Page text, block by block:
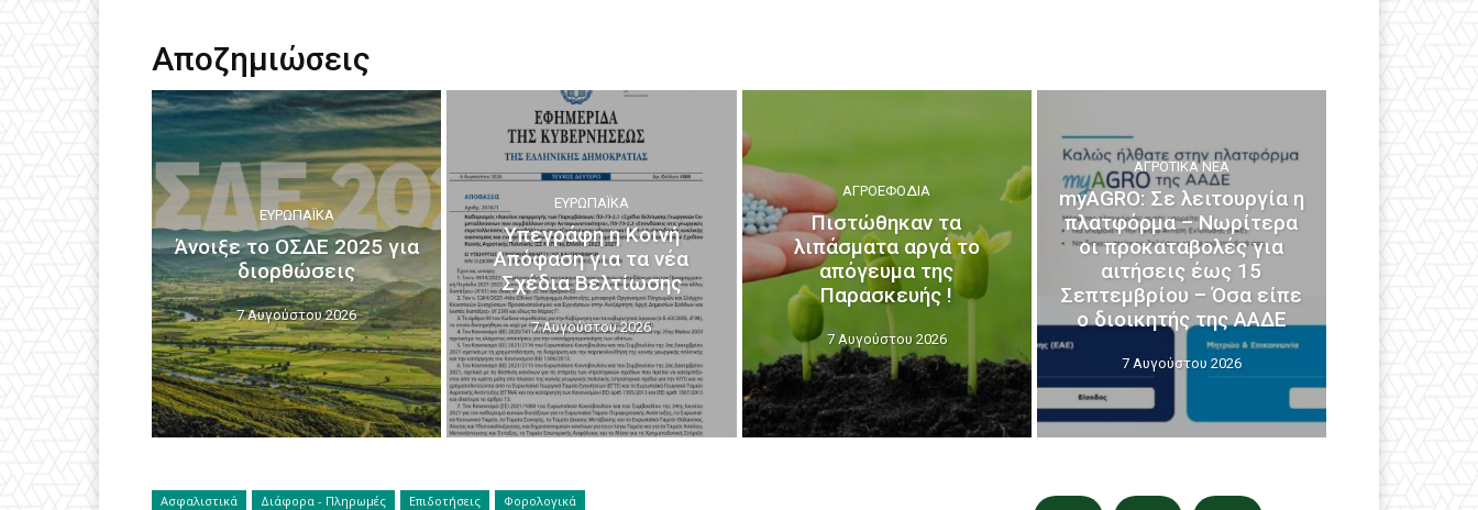
Αποζημιώσεις
ΕΥΡΩΠΑΪΚΆ
Άνοιξε το ΟΣΔΕ 2025 για
διορθώσεις
7 Αυγούστου 2026
ΕΥΡΩΠΑΪΚΆ
Υπεγράφη η Κοινή
Απόφαση για τα νέα
Σχέδια Βελτίωσης
7 Αυγούστου 2026
ΑΓΡΟΕΦΌΔΙΑ
Πιστώθηκαν τα
λιπάσματα αργά το
απόγευμα της
Παρασκευής !
7 Αυγούστου 2026
ΑΓΡΟΤΙΚΆ ΝΈΑ
myAGRO: Σε λειτουργία η
πλατφόρμα – Νωρίτερα
οι προκαταβολές για
αιτήσεις έως 15
Σεπτεμβρίου – Όσα είπε
ο διοικητής της ΑΑΔΕ
7 Αυγούστου 2026
Ασφαλιστικά Διάφορα - Πληρωμές Επιδοτήσεις Φορολογικά